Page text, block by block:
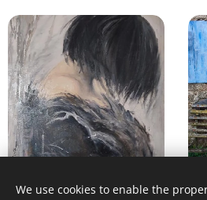
We use cookies to enable the